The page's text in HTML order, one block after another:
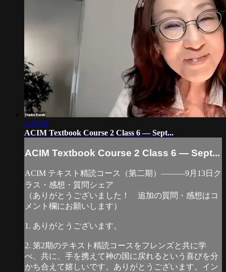
1:37:43
ACIM Textbook Course 2 Class 6 — Sept...
ACIM Textbook Course 2 Class 6 — Sept...
ACIM テキスト精読コース（第二期）―――9月13日ク
ラス・感想・質問シェア
（ありがとうございました！ 追加の質問・感想はコ
メント欄にお願いします）
1. ありがとうございます。
2. 第2期のテキスト精読コースをフレンズと共に学
べ、共に、手を携えて神の国に戻れるという喜びを分
かち合えて嬉しいです。ありがとうございます。イン